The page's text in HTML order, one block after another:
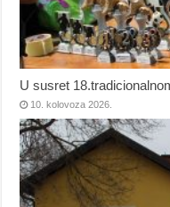
U susret
10. kolovoza 2026.